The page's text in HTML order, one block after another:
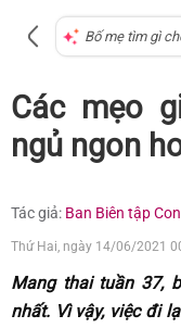
Các mẹo
ngủ ngon
Tác giả: Ban Biên tập
Thứ Hai, ngày 14/06/2021
Mang thai tuần 37,
nhất. Vì vậy, việc đi